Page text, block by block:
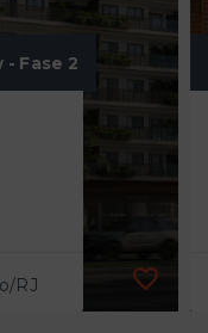
- Fase 2
RJ